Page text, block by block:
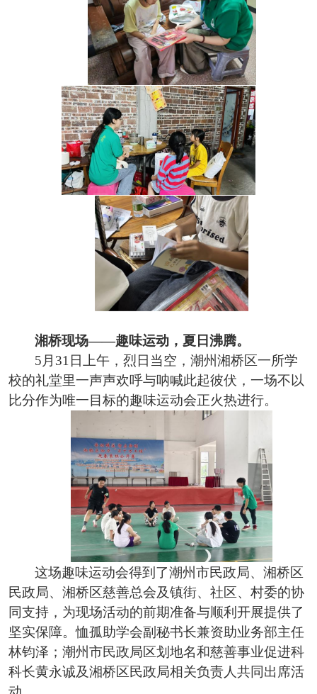
湘桥现场——趣味运动，夏日沸腾。
5月31日上午，烈日当空，潮州湘桥区一所学
校的礼堂里一声声欢呼与呐喊此起彼伏，一场不以
比分作为唯一目标的趣味运动会正火热进行。
这场趣味运动会得到了潮州市民政局、湘桥区
民政局、湘桥区慈善总会及镇街、社区、村委的协
同支持，为现场活动的前期准备与顺利开展提供了
坚实保障。恤孤助学会副秘书长兼资助业务部主任
林钧泽；潮州市民政局区划地名和慈善事业促进科
科长黄永诚及湘桥区民政局相关负责人共同出席活